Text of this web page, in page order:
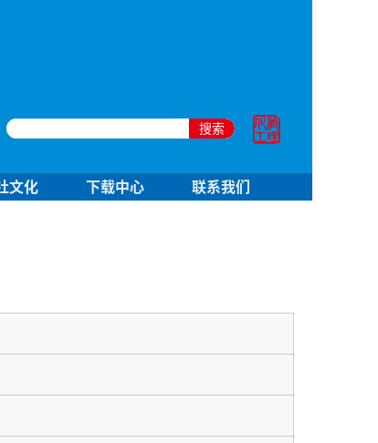
搜索
文化 下载中心 联系我们